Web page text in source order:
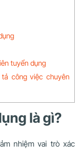
tuyển dụng
công việc chuyên
là gì?
nhiệm vai trò xác